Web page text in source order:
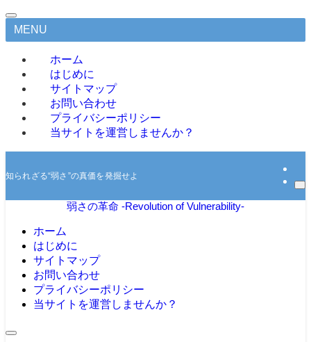
MENU
ホーム
はじめに
サイトマップ
お問い合わせ
プライバシーポリシー
当サイトを運営しませんか？
知られざる“弱さ”の真価を発掘せよ
弱さの革命 -Revolution of Vulnerability-
ホーム
はじめに
サイトマップ
お問い合わせ
プライバシーポリシー
当サイトを運営しませんか？